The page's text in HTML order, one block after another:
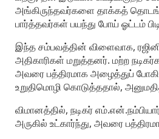
அங்கிருந்தவர்களை தாக்கத்
பார்த்தவர்கள் பயந்து போய் ஓட்டம்
இந்த சம்பவத்தின் விளைவாக,
அதிகாரிகள் மறுத்தனர். மற்ற
அவரை பத்திரமாக அழைத்துப்
உறுதிமொழி கொடுத்ததால்,
விமானத்தில், நடிகர்
அருகில் உட்கார்ந்து, அவரை